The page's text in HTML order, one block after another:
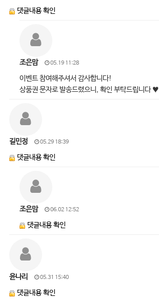
댓글내용 확인
조은맘 05.19 11:28
이벤트 참여해주셔서 감사합니다!
상품권 문자로 발송드렸으니, 확인 부탁드립니다 ♥
길민정 05.29 18:39
댓글내용 확인
조은맘 06.02 12:52
댓글내용 확인
윤나리 05.31 15:40
댓글내용 확인